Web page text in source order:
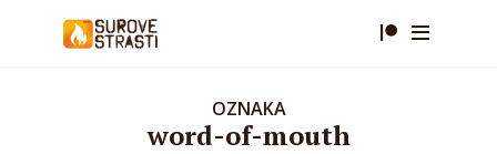
OZNAKA
word-of-mouth